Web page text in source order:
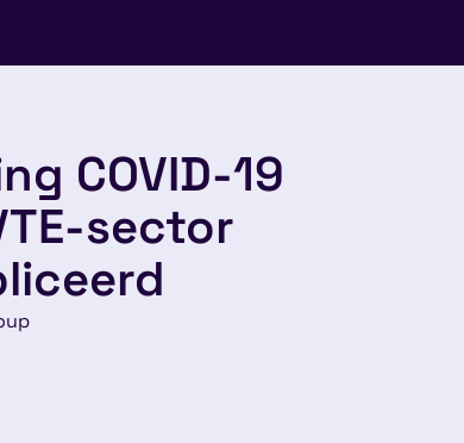
COVID-19
sector